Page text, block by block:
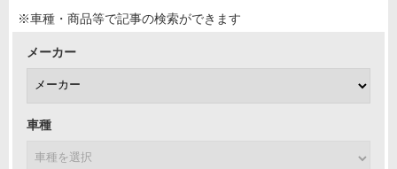
※車種・商品等で記事の検索ができます
メーカー
車種